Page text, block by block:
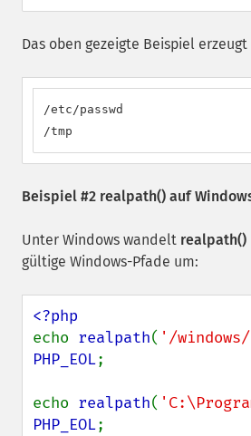
Das oben gezeigte Beispiel
/etc/passwd
/tmp
Beispiel #2 realpath() auf
Unter Windows wandelt realpath()
gültige Windows-Pfade um:
echo realpath( '/
PHP_EOL;
echo realpath(
PHP_EOL